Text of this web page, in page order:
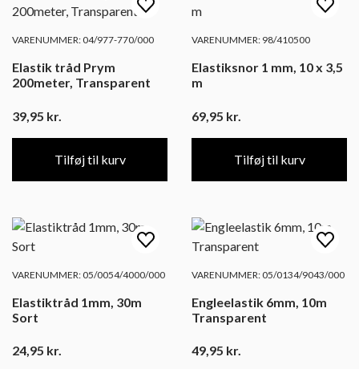
VARENUMMER: 04/977-770/000
Elastik tråd Prym
200meter, Transparent
39,95 kr.
Tilføj til kurv
VARENUMMER: 98/410500
Elastiksnor 1 mm, 10 x 3,5
m
69,95 kr.
Tilføj til kurv
VARENUMMER: 05/0054/4000/000
Elastiktråd 1mm, 30m
Sort
24,95 kr.
VARENUMMER: 05/0134/9043/000
Engleelastik 6mm, 10m
Transparent
49,95 kr.